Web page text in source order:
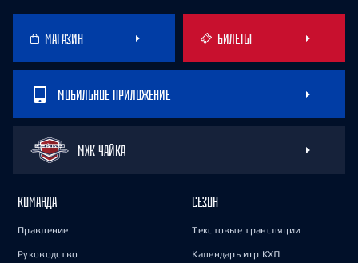
МАГАЗИН БИЛЕТЫ
МОБИЛЬНОЕ ПРИЛОЖЕНИЕ
МХК ЧАЙКА
КОМАНДА
Правление
Руководство
СЕЗОН
Текстовые трансляции
Календарь игр КХЛ